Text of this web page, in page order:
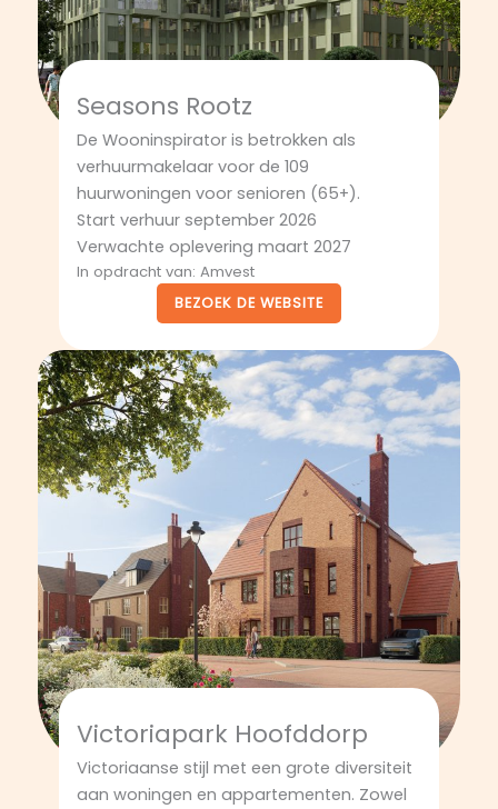
Seasons Rootz
De Wooninspirator is betrokken als
verhuurmakelaar voor de 109
huurwoningen voor senioren (65+).
Start verhuur september 2026
Verwachte oplevering maart 2027
In opdracht van: Amvest
BEZOEK DE WEBSITE
Victoriapark Hoofddorp
Victoriaanse stijl met een grote diversiteit
aan woningen en appartementen. Zowel